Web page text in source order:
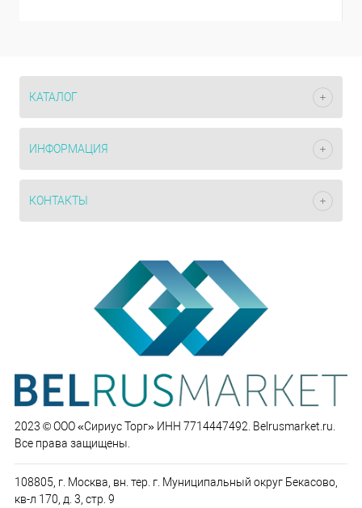
КАТАЛОГ
ИНФОРМАЦИЯ
КОНТАКТЫ
2023 © ООО «Сириус Торг» ИНН 7714447492. Belrusmarket.ru.
Все права защищены.
108805, г. Москва, вн. тер. г. Муниципальный округ Бекасово,
кв-л 170, д. 3, стр. 9